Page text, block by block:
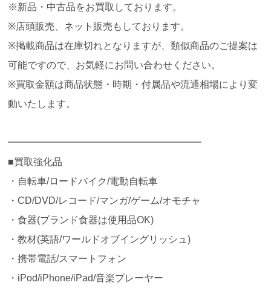
※新品・中古品をお買取しております。
※店頭販売、ネット販売もしております。
※掲載商品は在庫切れとなりますが、類似商品のご提案は
可能ですので、お気軽にお問い合わせください。
※買取金額は商品状態・時期・付属品や流通相場により変
動いたします。
━━━━━━━━━━━━━━━━━━━━
■買取強化品
・自転車/ロードバイク/電動自転車
・CD/DVD/レコード/マンガ/ゲーム/オモチャ
・食器(ブランド食器は使用品OK)
・教材(英語/ワールドオブイングリッシュ)
・携帯電話/スマートフォン
・iPod/iPhone/iPad/音楽プレーヤー